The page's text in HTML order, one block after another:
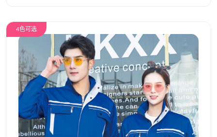
4色可选